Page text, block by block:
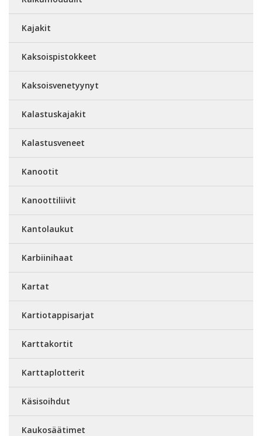
Kajakit
Kaksoispistokkeet
Kaksoisvenetyynyt
Kalastuskajakit
Kalastusveneet
Kanootit
Kanoottiliivit
Kantolaukut
Karbiinihaat
Kartat
Kartiotappisarjat
Karttakortit
Karttaplotterit
Käsisoihdut
Kaukosäätimet